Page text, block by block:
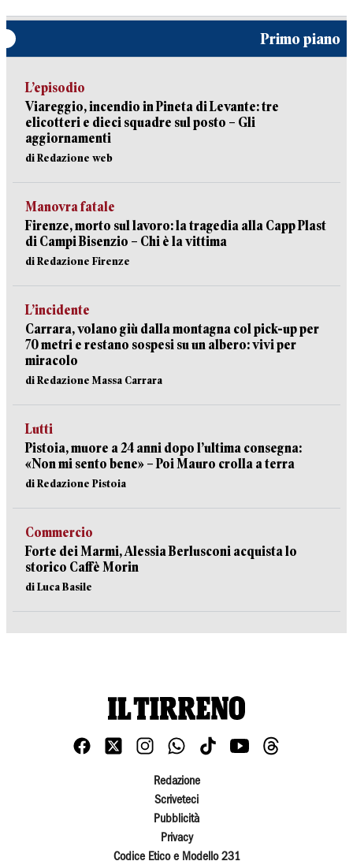
Primo piano
L’episodio
Viareggio, incendio in Pineta di Levante: tre
elicotteri e dieci squadre sul posto – Gli
aggiornamenti
di Redazione web
Manovra fatale
Firenze, morto sul lavoro: la tragedia alla Capp Plast
di Campi Bisenzio – Chi è la vittima
di Redazione Firenze
L’incidente
Carrara, volano giù dalla montagna col pick-up per
70 metri e restano sospesi su un albero: vivi per
miracolo
di Redazione Massa Carrara
Lutti
Pistoia, muore a 24 anni dopo l’ultima consegna:
«Non mi sento bene» – Poi Mauro crolla a terra
di Redazione Pistoia
Commercio
Forte dei Marmi, Alessia Berlusconi acquista lo
storico Caffè Morin
di Luca Basile
Redazione
Scriveteci
Pubblicità
Privacy
Codice Etico e Modello 231